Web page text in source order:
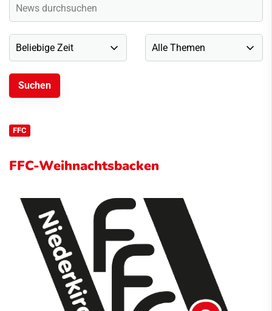
FFC
FFC-Weihnachtsbacken